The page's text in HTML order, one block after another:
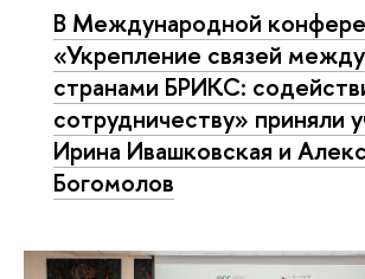
В Международной
«Укрепление связей между
странами БРИКС:
сотрудничеству» приняли
Ирина Ивашковская и
Богомолов